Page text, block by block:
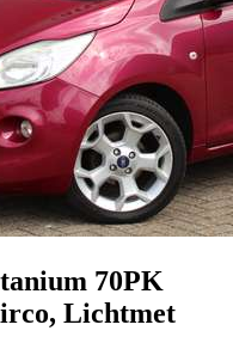
70PK
Lichtmet